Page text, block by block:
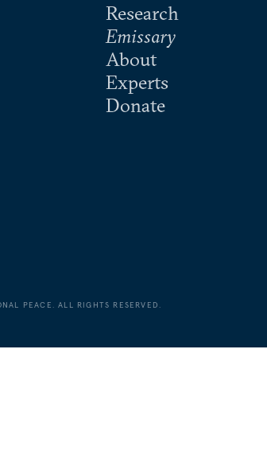
Research
Emissary
About
Experts
Donate
PEACE. ALL RIGHTS RESERVED.